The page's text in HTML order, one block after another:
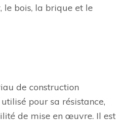
le bois, la brique et le
de construction
pour sa résistance,
de mise en œuvre. Il est